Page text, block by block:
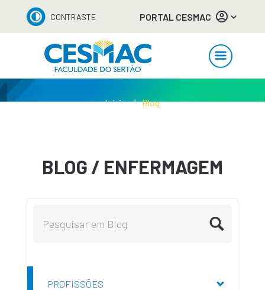
CONTRASTE PORTAL CESMAC
Início Blog
BLOG / ENFERMAGEM
PROFISSÕES